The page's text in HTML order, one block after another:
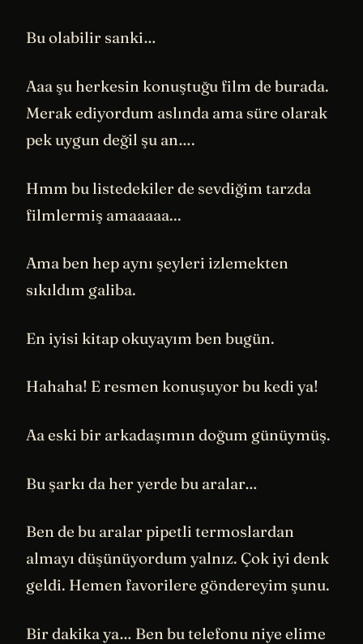
Bu olabilir sanki…
Aaa şu herkesin konuştuğu film de burada.
Merak ediyordum aslında ama süre olarak
pek uygun değil şu an….
Hmm bu listedekiler de sevdiğim tarzda
filmlermiş amaaaaa...
Ama ben hep aynı şeyleri izlemekten
sıkıldım galiba.
En iyisi kitap okuyayım ben bugün.
Hahaha! E resmen konuşuyor bu kedi ya!
Aa eski bir arkadaşımın doğum günüymüş.
Bu şarkı da her yerde bu aralar…
Ben de bu aralar pipetli termoslardan
almayı düşünüyordum yalnız. Çok iyi denk
geldi. Hemen favorilere göndereyim şunu.
Bir dakika ya… Ben bu telefonu niye elime